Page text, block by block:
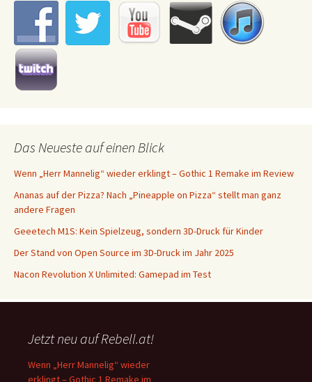
Das Neueste auf einen Blick
Wenn „Herr Mannelig“ wieder erklingt – Gothic 1 Remake im Review
Ananas auf der Pizza? Nach „Pineapple on Pizza“ stellt man ganz
andere Fragen
Geeetech M1S: Kein Spielzeug, sondern 3D-Druck für Kinder
Der Stand von Open Source im 3D-Druck im Jahr 2025
Nacon Revolution X Unlimited: Gamepad im Test
Jetzt neu auf Rebell.at!
Wenn „Herr Mannelig“ wieder
erklingt – Gothic 1 Remake im